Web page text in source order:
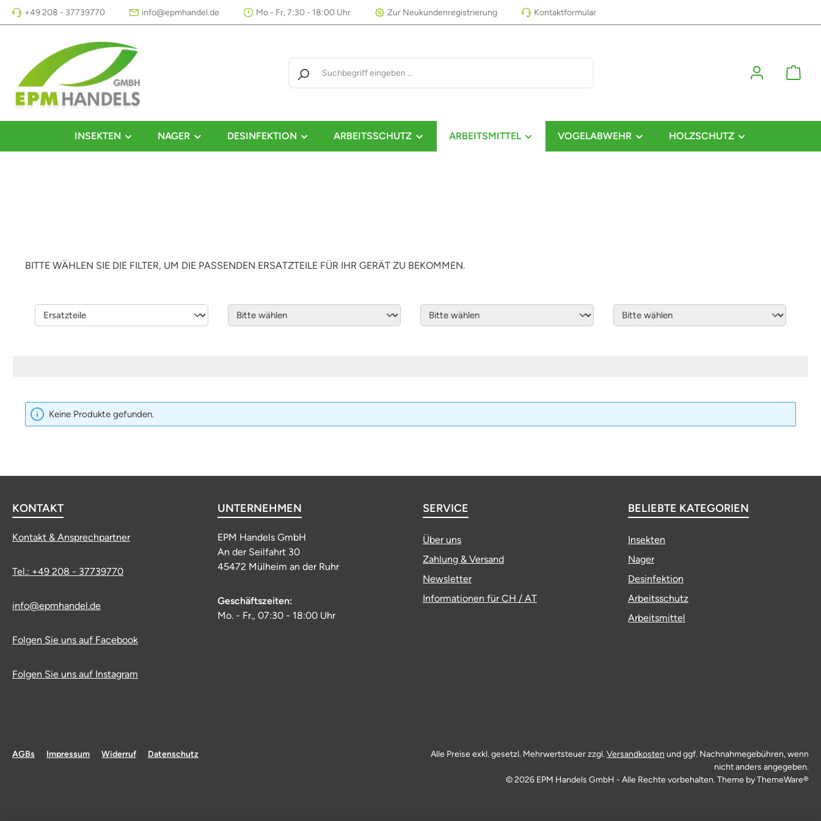
Hauptinhalt springen
Zur Suche springen
Zur Hauptnavigation springen
+49 208 - 37739770 info@epmhandel.de Mo - Fr, 7:30 - 18:00 Uhr Zur Neukundenregistrierung Kontaktformular
INSEKTEN NAGER DESINFEKTION ARBEITSSCHUTZ ARBEITSMITTEL VOGELABWEHR HOLZSCHUTZ
BITTE WÄHLEN SIE DIE FILTER, UM DIE PASSENDEN ERSATZTEILE FÜR IHR GERÄT ZU BEKOMMEN.
Keine Produkte gefunden.
KONTAKT
Kontakt & Ansprechpartner
Tel.: +49 208 - 37739770
info@epmhandel.de
Folgen Sie uns auf Facebook
Folgen Sie uns auf Instagram
UNTERNEHMEN
EPM Handels GmbH
An der Seilfahrt 30
45472 Mülheim an der Ruhr
Geschäftszeiten:
Mo. - Fr., 07:30 - 18:00 Uhr
SERVICE
Über uns
Zahlung & Versand
Newsletter
Informationen für CH / AT
BELIEBTE KATEGORIEN
Insekten
Nager
Desinfektion
Arbeitsschutz
Arbeitsmittel
AGBs Impressum Widerruf Datenschutz Alle Preise exkl. gesetzl. Mehrwertsteuer zzgl. Versandkosten und ggf. Nachnahmegebühren, wenn
nicht anders angegeben.
© 2026 EPM Handels GmbH - Alle Rechte vorbehalten. Theme byThemeWare®